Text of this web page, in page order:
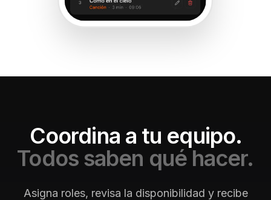
Coordina a tu equipo.
Todos saben qué hacer.
Asigna roles, revisa la disponibilidad y recibe